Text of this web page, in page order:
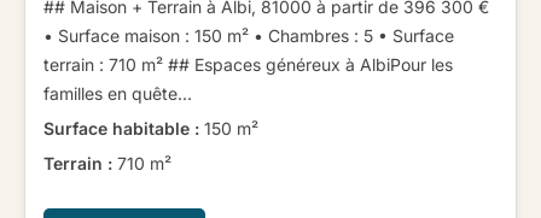
## Maison + Terrain à Albi, 81000 à partir de 396 300 € ​ ​
• Surface maison : 150 m² • Chambres : 5 • Surface
terrain : 710 m² ​ ​​ ​## Espaces généreux à Albi​ ​​ ​Pour les
familles en quête...
Surface habitable : 150 m²
Terrain : 710 m²